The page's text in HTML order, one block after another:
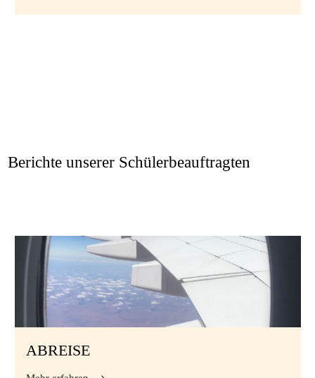
Berichte unserer Schülerbeauftragten
ABREISE